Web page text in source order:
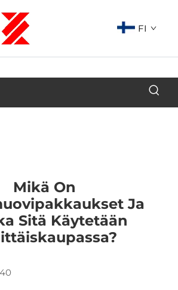
FI
Mikä On
Ja
Sitä Käytetään